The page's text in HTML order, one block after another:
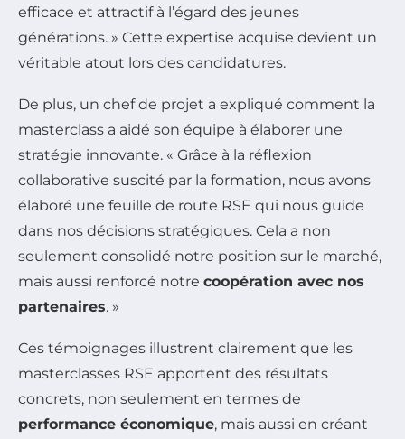
efficace et attractif à l’égard des jeunes
générations. » Cette expertise acquise devient un
véritable atout lors des candidatures.
De plus, un chef de projet a expliqué comment la
masterclass a aidé son équipe à élaborer une
stratégie innovante. « Grâce à la réflexion
collaborative suscité par la formation, nous avons
élaboré une feuille de route RSE qui nous guide
dans nos décisions stratégiques. Cela a non
seulement consolidé notre position sur le marché,
mais aussi renforcé notre coopération avec nos
partenaires. »
Ces témoignages illustrent clairement que les
masterclasses RSE apportent des résultats
concrets, non seulement en termes de
performance économique, mais aussi en créant